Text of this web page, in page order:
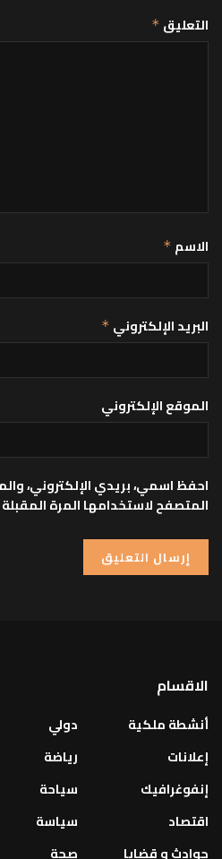
التعليق *
الاسم *
البريد الإلكتروني *
الموقع الإلكتروني
احفظ اسمي، بريدي الإلكتروني،
المتصفح لاستخدامها المرة
الاقسام
أنشطة ملكية
إعلانات
إنفوغرافيك
اقتصاد
حوادث و قضايا
دولي
رياضة
سياحة
سياسة
صحة